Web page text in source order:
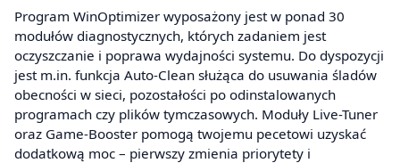
Program WinOptimizer wyposażony jest w ponad 30
modułów diagnostycznych, których zadaniem jest
oczyszczanie i poprawa wydajności systemu. Do dyspozycji
jest m.in. funkcja Auto-Clean służąca do usuwania śladów
obecności w sieci, pozostałości po odinstalowanych
programach czy plików tymczasowych. Moduły Live-Tuner
oraz Game-Booster pomogą twojemu pecetowi uzyskać
dodatkową moc – pierwszy zmienia priorytety i